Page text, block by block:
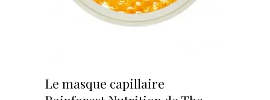
Le masque capillaire